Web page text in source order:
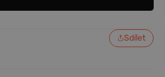
Sdílet